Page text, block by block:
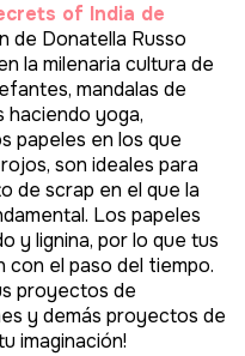
a doble cara de
of India de
de Donatella Russo
la milenaria cultura de
mandalas de
haciendo yoga,
papeles en los que
son ideales para
de scrap en el que la
Los papeles
y lignina, por lo que tus
el paso del tiempo.
proyectos de
y demás proyectos de